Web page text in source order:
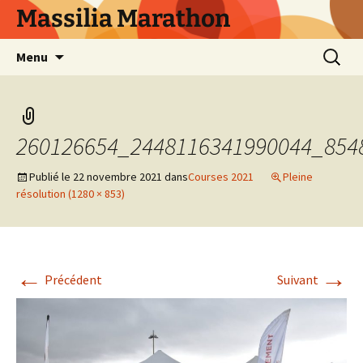
AllerMassilia Marathon
Menu
Publié le 22 novembre 2021 dansCourses 2021
Pleine
résolution (1280 × 853)
← Précédent Suivant →